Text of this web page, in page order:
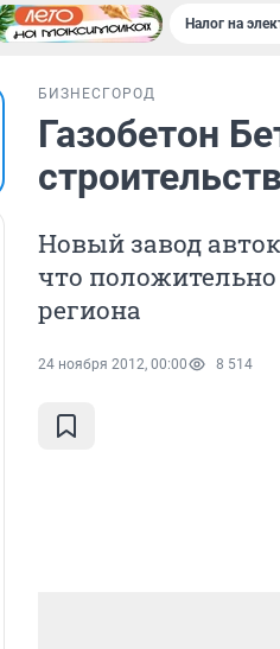
Налог на
БИЗНЕС ГОРОД
Газобетон
Новый завод
что
региона
24 ноября 2012, 00:00 8 514